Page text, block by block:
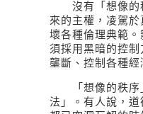
沒有「想像的秩
來的主權，凌駕
壞各種倫理典範
須採用黑暗的控
壟斷、控制各種經
「想像的秩序」
法」。有人說，